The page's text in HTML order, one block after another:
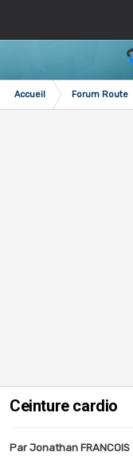
Accueil Forum Route
Ceinture cardio
Par Jonathan FRANCOIS